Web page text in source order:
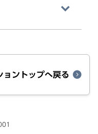
ョントップへ戻る